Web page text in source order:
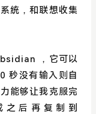
统，和联想收集
，它可以
秒没有输入则自
能够让我克服完
后再复制到